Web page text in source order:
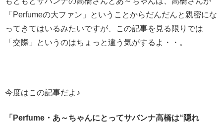
「Perfumeの大ファン」ということからだんだんと親密にな
ってきてはいるみたいですが、この記事を見る限りでは
「交際」というのはちょっと違う気がするよ・・。
今度はこの記事だよ♪
「Perfume・あ～ちゃんにとってサバンナ高橋は“隠れ